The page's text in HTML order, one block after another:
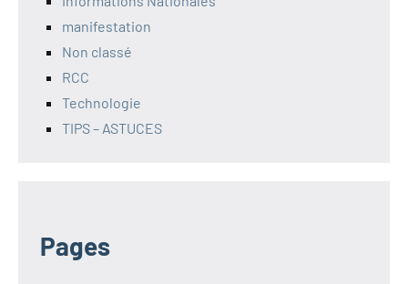
manifestation
Non classé
RCC
Technologie
TIPS – ASTUCES
Pages